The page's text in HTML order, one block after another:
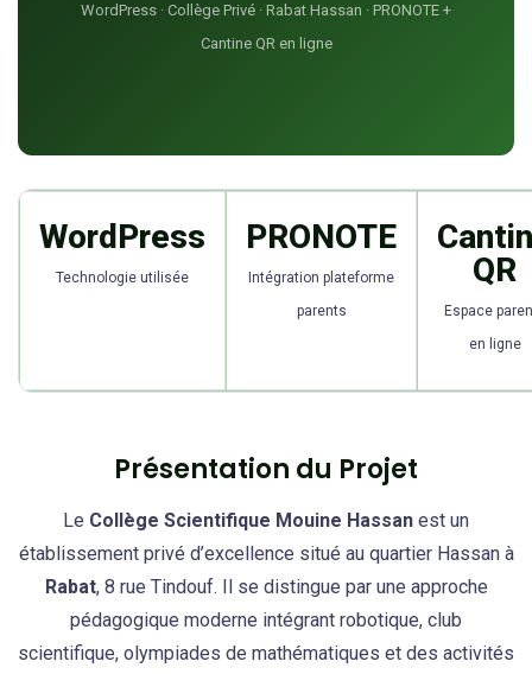
WordPress · Collège Privé · Rabat Hassan · PRONOTE +
Cantine QR en ligne
WordPress
Technologie utilisée
PRONOTE
Intégration plateforme
parents
QR
Espace
en ligne
Présentation du Projet
Le Collège Scientifique Mouine Hassan est un
établissement privé d’excellence situé au quartier Hassan à
Rabat, 8 rue Tindouf. Il se distingue par une approche
pédagogique moderne intégrant robotique, club
scientifique, olympiades de mathématiques et des activités